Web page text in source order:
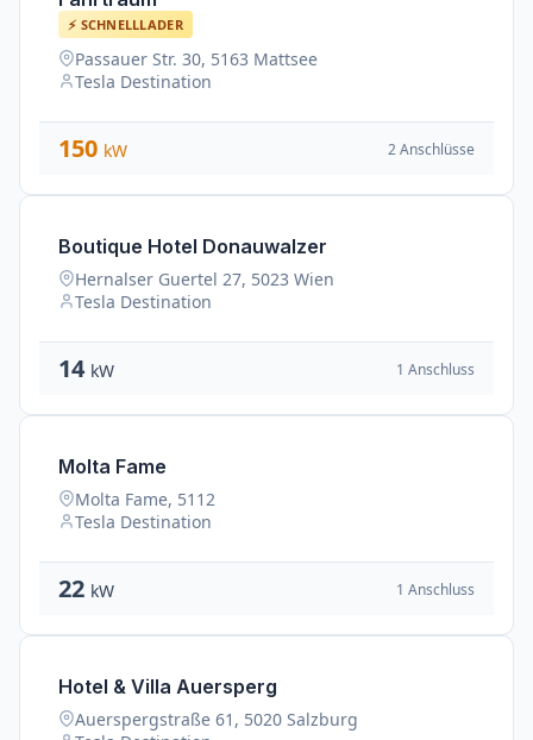
⚡ SCHNELLLADER
Passauer Str. 30, 5163 Mattsee
Tesla Destination
150 kW 2 Anschlüsse
Boutique Hotel Donauwalzer
Hernalser Guertel 27, 5023 Wien
Tesla Destination
14 kW 1 Anschluss
Molta Fame
Molta Fame, 5112
Tesla Destination
22 kW 1 Anschluss
Hotel & Villa Auersperg
Auerspergstraße 61, 5020 Salzburg